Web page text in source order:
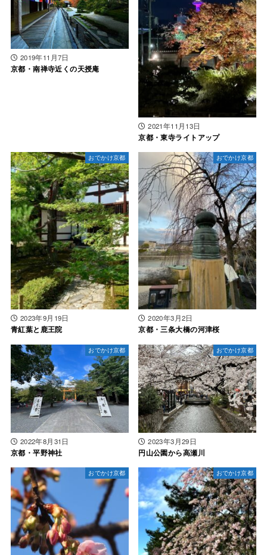
2019年11月7日
京都・南禅寺近くの天授庵
2021年11月13日
京都・東寺ライトアップ
おでかけ京都
2023年9月19日
青紅葉と鹿王院
おでかけ京都
2020年3月2日
京都・三条大橋の河津桜
おでかけ京都
2022年8月31日
京都・平野神社
おでかけ京都
2023年3月29日
円山公園から高瀬川
おでかけ京都 おでかけ京都